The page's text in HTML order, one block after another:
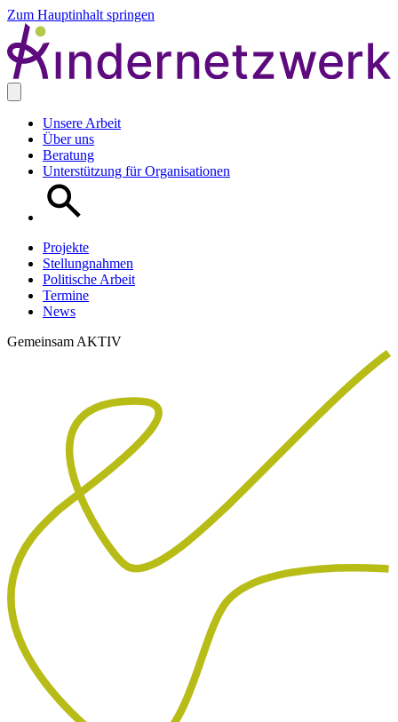
Zum Hauptinhalt springen
Unsere Arbeit
Über uns
Beratung
Unterstützung für Organisationen
Projekte
Stellungnahmen
Politische Arbeit
Termine
News
Gemeinsam AKTIV